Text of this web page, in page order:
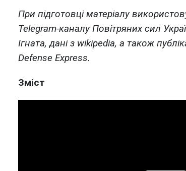
При підготовці матеріалу
Telegram-каналу Повітряних сил
Ігната, дані з wikipedia, а також
Defense Express.
Зміст